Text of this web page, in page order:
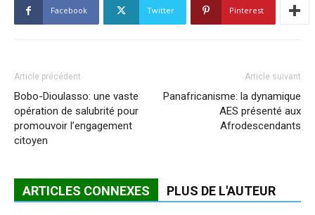
Facebook Twitter Pinterest
Article précédent
Bobo-Dioulasso: une vaste
opération de salubrité pour
promouvoir l’engagement
citoyen
Article suivant
Panafricanisme: la dynamique
AES présenté aux
Afrodescendants
ARTICLES CONNEXES PLUS DE L'AUTEUR